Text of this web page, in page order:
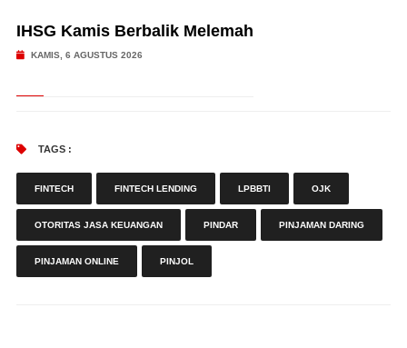
IHSG Kamis Berbalik Melemah
KAMIS, 6 AGUSTUS 2026
TAGS :
FINTECH FINTECH LENDING LPBBTI OJK
OTORITAS JASA KEUANGAN PINDAR PINJAMAN DARING
PINJAMAN ONLINE PINJOL